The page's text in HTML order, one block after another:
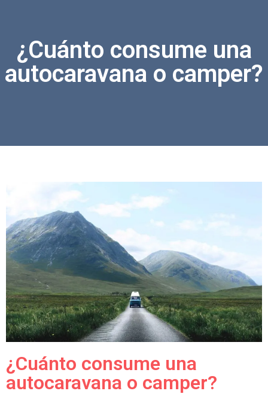
¿Cuánto consume una
autocaravana o camper?
¿Cuánto consume una
autocaravana o camper?